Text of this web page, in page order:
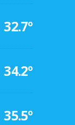
32.7º
34.2º
35.5º